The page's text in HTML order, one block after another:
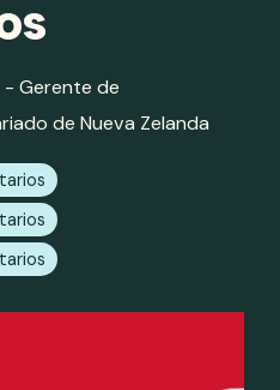
- Gerente de
de Nueva Zelanda